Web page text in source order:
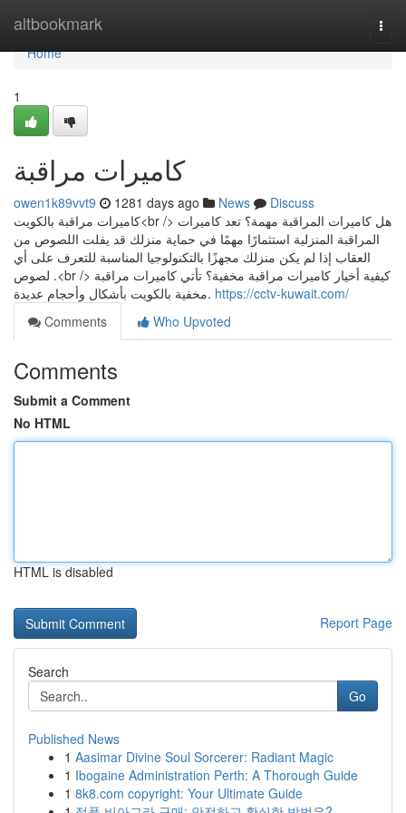
altbookmark
Home
Home
1
كاميرات مراقبة
owen1k89vvt9 1281 days ago News
Discuss
كاميرات مراقبة بالكويت<br /> هل كاميرات المراقبة مهمة؟ تعد كاميرات
المراقبة المنزلية استثمارًا مهمًا في حماية منزلك قد يفلت اللصوص من
العقاب إذا لم يكن منزلك مجهزًا بالتكنولوجيا المناسبة للتعرف على أي
لصوص .<br /> كيفية أخيار كاميرات مراقبة مخفية؟ تأتي كاميرات مراقبة
مخفية بالكويت بأشكال وأحجام عديدة. https://cctv-kuwait.com/
Comments
Who Upvoted
Comments
Submit a Comment
No HTML
HTML is disabled
Report Page
Search
Go
Published News
1 Aasimar Divine Soul Sorcerer: Radiant Magic
1 Ibogaine Administration Perth: A Thorough Guide
1 8k8.com copyright: Your Ultimate Guide